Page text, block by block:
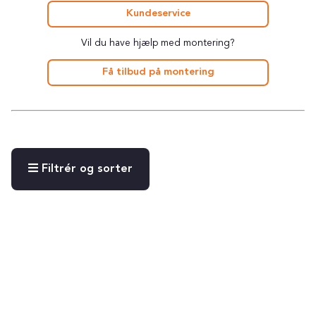
Kundeservice
Vil du have hjælp med montering?
Få tilbud på montering
Filtrér og sorter